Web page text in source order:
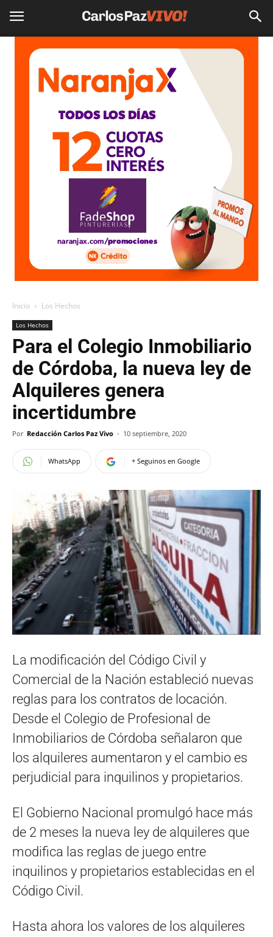
Inicio Los Hechos
Los Hechos
Para el Colegio Inmobiliario
de Córdoba, la nueva ley de
Alquileres genera
incertidumbre
Por Redacción Carlos Paz Vivo - 10 septiembre, 2020
WhatsApp + Seguinos en Google
La modificación del Código Civil y
Comercial de la Nación estableció nuevas
reglas para los contratos de locación.
Desde el Colegio de Profesional de
Inmobiliarios de Córdoba señalaron que
los alquileres aumentaron y el cambio es
perjudicial para inquilinos y propietarios.
El Gobierno Nacional promulgó hace más
de 2 meses la nueva ley de alquileres que
modifica las reglas de juego entre
inquilinos y propietarios establecidas en el
Código Civil.
Hasta ahora los valores de los alquileres